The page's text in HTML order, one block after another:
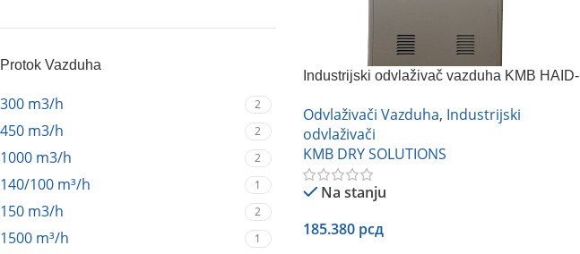
Protok Vazduha
300 m3/h 2
450 m3/h 2
1000 m3/h 2
140/100 m³/h 1
150 m3/h 2
1500 m³/h 1
Industrijski odvlaživač vazduha KMB HAID-
Odvlaživači Vazduha, Industrijski
odvlaživači
KMB DRY SOLUTIONS
Na stanju
185.380 рсд